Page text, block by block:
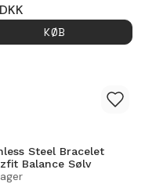
DKK
KØB
Steel Bracelet
Balance Sølv